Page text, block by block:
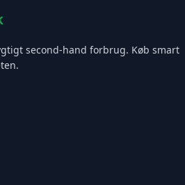
second-hand forbrug. Køb smart